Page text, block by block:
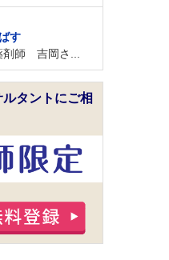
す
師 吉岡さ...
タントにご相